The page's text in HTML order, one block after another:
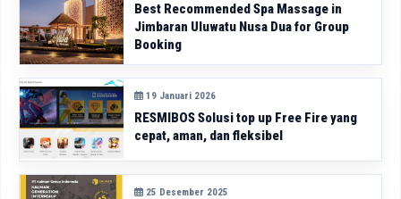
Best Recommended Spa Massage in
Jimbaran Uluwatu Nusa Dua for Group
Booking
19 Januari 2026
RESMIBOS Solusi top up Free Fire yang
cepat, aman, dan fleksibel
25 Desember 2025